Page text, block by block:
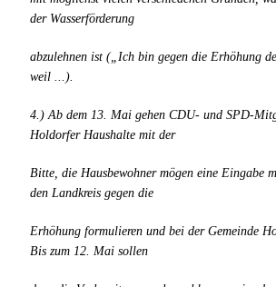
der Wasserförderung
abzulehnen ist („Ich bin gegen die Erhöhung
weil ...).
4.) Ab dem 13. Mai gehen CDU- und SPD-
Holdorfer Haushalte mit der
Bitte, die Hausbewohner mögen eine Eingabe
den Landkreis gegen die
Erhöhung formulieren und bei der Gemeinde
Bis zum 12. Mai sollen